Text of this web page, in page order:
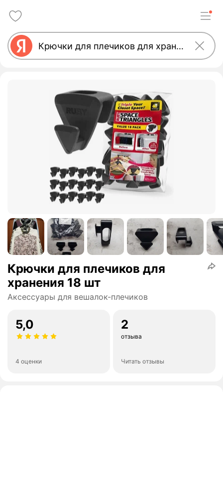
Крючки для плечиков для
хранения 18 шт
Аксессуары для вешалок-плечиков
5,0
4 оценки
2
отзыва
Читать отзывы